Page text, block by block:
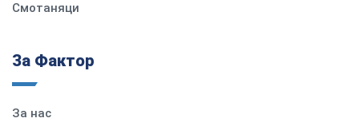
Смотаняци
За Фактор
За нас